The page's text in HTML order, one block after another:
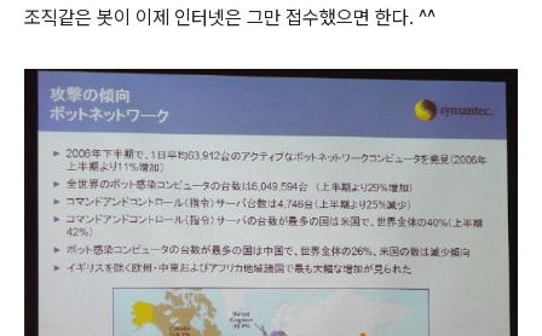
조직같은 봇이 이제 인터넷은 그만 접수했으면 한다. ^^